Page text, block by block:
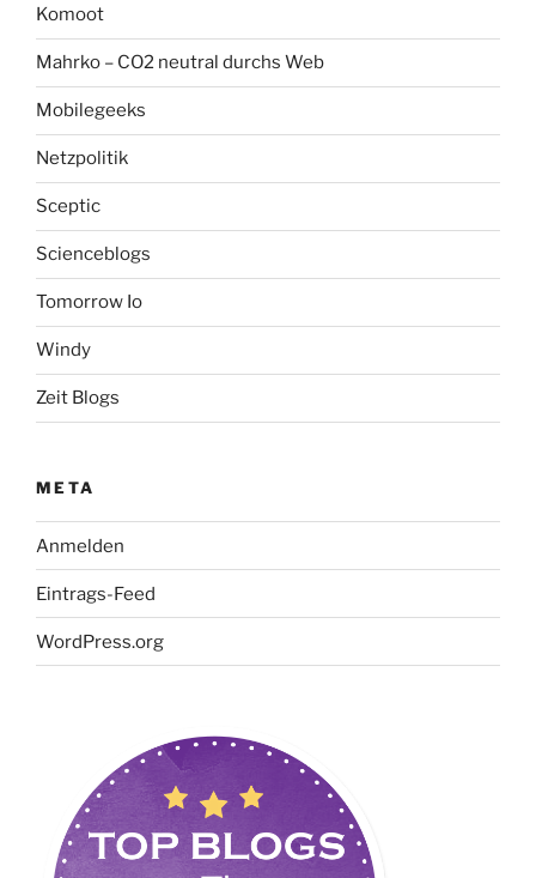
Komoot
Mahrko – CO2 neutral durchs Web
Mobilegeeks
Netzpolitik
Sceptic
Scienceblogs
Tomorrow Io
Windy
Zeit Blogs
META
Anmelden
Eintrags-Feed
WordPress.org